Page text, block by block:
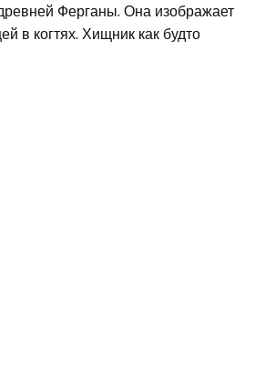
Ферганы. Она изображает
в когтях. Хищник как будто